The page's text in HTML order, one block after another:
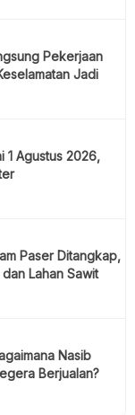
Pekerjaan
Jadi
1 Agustus 2026,
Paser Ditangkap,
Lahan Sawit
Nasib
Berjualan?